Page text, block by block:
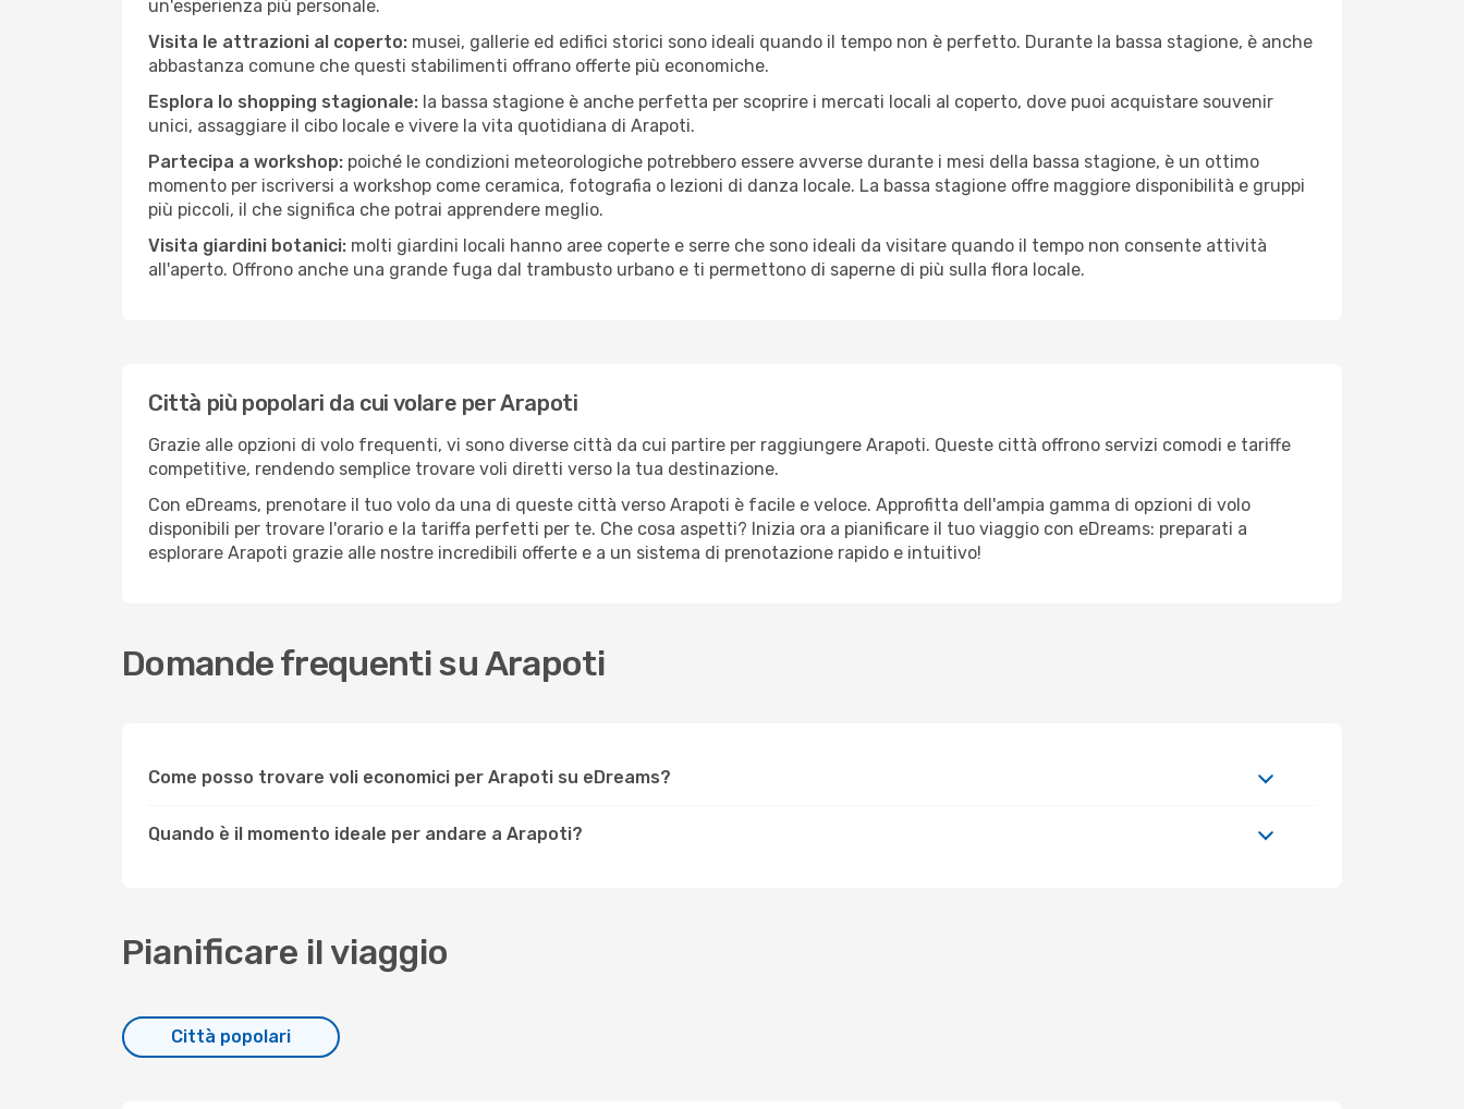
un'esperienza più personale.
Visita le attrazioni al coperto: musei, gallerie ed edifici storici sono ideali quando il tempo non è perfetto. Durante la bassa stagione, è anche
abbastanza comune che questi stabilimenti offrano offerte più economiche.
Esplora lo shopping stagionale: la bassa stagione è anche perfetta per scoprire i mercati locali al coperto, dove puoi acquistare souvenir
unici, assaggiare il cibo locale e vivere la vita quotidiana di Arapoti.
Partecipa a workshop: poiché le condizioni meteorologiche potrebbero essere avverse durante i mesi della bassa stagione, è un ottimo
momento per iscriversi a workshop come ceramica, fotografia o lezioni di danza locale. La bassa stagione offre maggiore disponibilità e gruppi
più piccoli, il che significa che potrai apprendere meglio.
Visita giardini botanici: molti giardini locali hanno aree coperte e serre che sono ideali da visitare quando il tempo non consente attività
all'aperto. Offrono anche una grande fuga dal trambusto urbano e ti permettono di saperne di più sulla flora locale.
Città più popolari da cui volare per Arapoti
Grazie alle opzioni di volo frequenti, vi sono diverse città da cui partire per raggiungere Arapoti. Queste città offrono servizi comodi e tariffe
competitive, rendendo semplice trovare voli diretti verso la tua destinazione.
Con eDreams, prenotare il tuo volo da una di queste città verso Arapoti è facile e veloce. Approfitta dell'ampia gamma di opzioni di volo
disponibili per trovare l'orario e la tariffa perfetti per te. Che cosa aspetti? Inizia ora a pianificare il tuo viaggio con eDreams: preparati a
esplorare Arapoti grazie alle nostre incredibili offerte e a un sistema di prenotazione rapido e intuitivo!
Domande frequenti su Arapoti
Come posso trovare voli economici per Arapoti su eDreams?
Quando è il momento ideale per andare a Arapoti?
Pianificare il viaggio
Città popolari